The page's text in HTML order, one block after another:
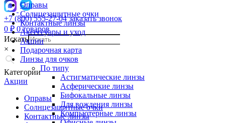
+7 (800) 555-27-04 заказать звонок
0 ₽ 0 товаров
Искать
×
Категории
Акции
Оправы
Солнцезащитные очки
Контактные линзы
Оправы
Солнцезащитные очки
Контактные линзы
Аксессуары и уход
Акции
Подарочная карта
Линзы для очков
По типу
Астигматические линзы
Асферические линзы
Бифокальные линзы
Для вождения линзы
Компьютерные линзы